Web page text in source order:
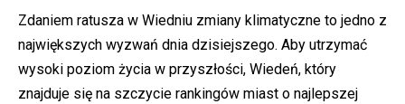
Zdaniem ratusza w Wiedniu zmiany klimatyczne to jedno z
największych wyzwań dnia dzisiejszego. Aby utrzymać
wysoki poziom życia w przyszłości, Wiedeń, który
znajduje się na szczycie rankingów miast o najlepszej